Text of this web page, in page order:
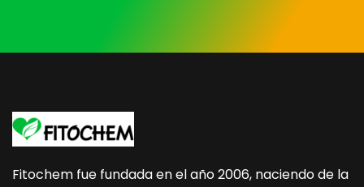
Fitochem fue fundada en el año 2006, naciendo de la